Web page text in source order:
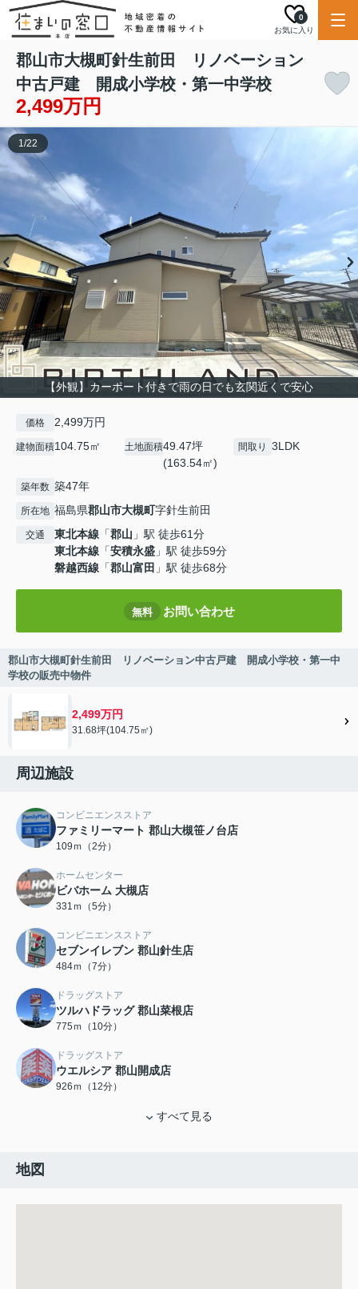
お気に入り
0
郡山市大槻町針生前田 リノベーション
中古戸建 開成小学校・第一中学校
2,499万円
【外観】カーポート付きで雨の日でも玄関近くで安心
1/22
価格 2,499万円
建物面積104.75㎡ 土地面積49.47坪
(163.54㎡)
間取り 3LDK
築年数 築47年
所在地 福島県郡山市大槻町字針生前田
交通 東北本線 「郡山 」駅 徒歩61分
東北本線 「安積永盛 」駅 徒歩59分
磐越西線 「郡山富田 」駅 徒歩68分
無料 お問い合わせ
郡山市大槻町針生前田 リノベーション中古戸建 開成小学校・第一中
学校の販売中物件
2,499万円
31.68坪(104.75㎡)
周辺施設
コンビニエンスストア
ファミリーマート 郡山大槻笹ノ台店
109ｍ（2分）
ホームセンター
ビバホーム 大槻店
331ｍ（5分）
コンビニエンスストア
セブンイレブン 郡山針生店
484ｍ（7分）
ドラッグストア
ツルハドラッグ 郡山菜根店
775ｍ（10分）
ドラッグストア
ウエルシア 郡山開成店
926ｍ（12分）
すべて見る
地図